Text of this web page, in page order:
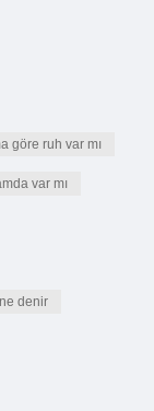
göre ruh var mı
var mı
denir